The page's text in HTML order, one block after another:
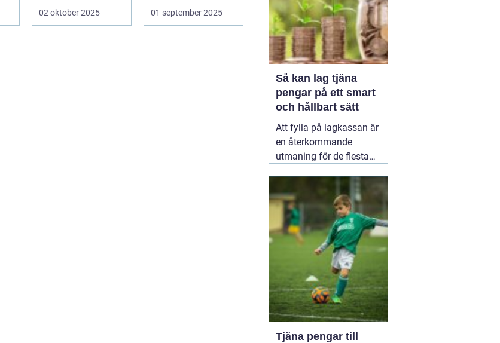
02 oktober 2025 01 september 2025
Så kan lag tjäna
pengar på ett smart
och hållbart sätt
Att fylla på lagkassan är
en återkommande
utmaning för de flesta
träningsläger, material,
domarkostnader och
resor äter snabbt upp
pengarna. Många söker
därför enkla och tydliga
20 januari 2026
Tjäna pengar till